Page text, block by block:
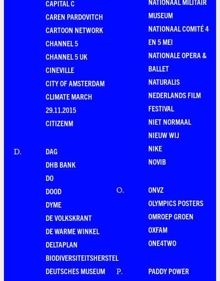
CAPITAL C
CAREN PARDOVITCH
CARTOON NETWORK
CHANNEL 5
CHANNEL 5 UK
CINEVILLE
CITY OF AMSTERDAM
CLIMATE MARCH
29.11.2015
CITIZENM
D.
DAG
DHB BANK
DO
DOOD
DYME
DE VOLKSKRANT
DE WARME WINKEL
DELTAPLAN
BIODIVERSITEITSHERSTEL
DEUTSCHES MUSEUM
MUSEUM
NATIONAAL COMITÉ 4
EN 5 MEI
NATIONALE OPERA &
BALLET
NATURALIS
NEDERLANDS FILM
FESTIVAL
NIET NORMAAL
NIEUW WIJ
NIKE
NOVIB
O.
ONVZ
OLYMPICS POSTERS
OMROEP GROEN
OXFAM
ONE4TWO
P.
PADDY POWER